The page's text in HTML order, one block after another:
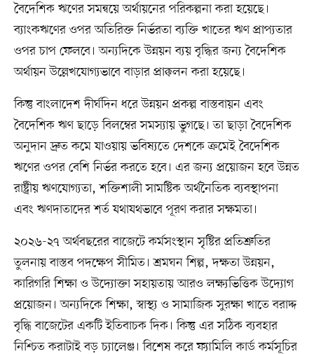
বৈদেশিক ঋণের সমন্বয়ে অর্থায়নের পরিকল্পনা করা হয়েছে।
ব্যাংকঋণের ওপর অতিরিক্ত নির্ভরতা ব্যক্তি খাতের ঋণ প্রাপ্যতার
ওপর চাপ ফেলবে। অন্যদিকে উন্নয়ন ব্যয় বৃদ্ধির জন্য বৈদেশিক
অর্থায়ন উল্লেখযোগ্যভাবে বাড়ার প্রাক্কলন করা হয়েছে।
কিন্তু বাংলাদেশ দীর্ঘদিন ধরে উন্নয়ন প্রকল্প বাস্তবায়ন এবং
বৈদেশিক ঋণ ছাড়ে বিলম্বের সমস্যায় ভুগছে। তা ছাড়া বৈদেশিক
অনুদান দ্রুত কমে যাওয়ায় ভবিষ্যতে দেশকে ক্রমেই বৈদেশিক
ঋণের ওপর বেশি নির্ভর করতে হবে। এর জন্য প্রয়োজন হবে উন্নত
রাষ্ট্রীয় ঋণযোগ্যতা, শক্তিশালী সামষ্টিক অর্থনৈতিক ব্যবস্থাপনা
এবং ঋণদাতাদের শর্ত যথাযথভাবে পূরণ করার সক্ষমতা।
২০২৬-২৭ অর্থবছরের বাজেটে কর্মসংস্থান সৃষ্টির প্রতিশ্রুতির
তুলনায় বাস্তব পদক্ষেপ সীমিত। শ্রমঘন শিল্প, দক্ষতা উন্নয়ন,
কারিগরি শিক্ষা ও উদ্যোক্তা সহায়তায় আরও লক্ষ্যভিত্তিক উদ্যোগ
প্রয়োজন। অন্যদিকে শিক্ষা, স্বাস্থ্য ও সামাজিক সুরক্ষা খাতে বরাদ্দ
বৃদ্ধি বাজেটের একটি ইতিবাচক দিক। কিন্তু এর সঠিক ব্যবহার
নিশ্চিত করাটাই বড় চ্যালেঞ্জ। বিশেষ করে ফ্যামিলি কার্ড কর্মসূচির